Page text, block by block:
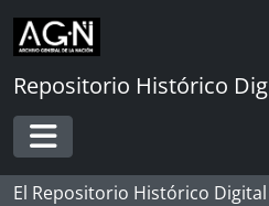
Skip to main content
Repositorio Histórico
Toggle navigation
El Repositorio Histórico